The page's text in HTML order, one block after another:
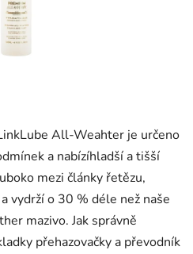
All-Weahter je určeno
a nabízíhladší a tišší
mezi články řetězu,
vydrží o 30 % déle než naše
mazivo. Jak správně
přehazovačky a převodník